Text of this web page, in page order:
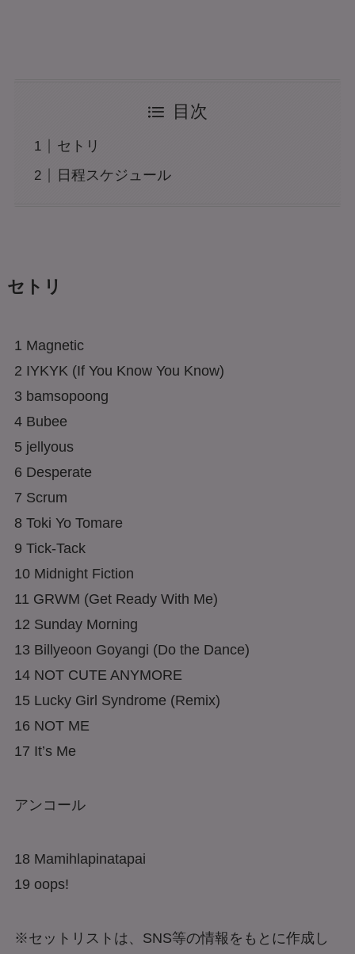
目次
セトリ
日程スケジュール
セトリ
1 Magnetic
2 IYKYK (If You Know You Know)
3 bamsopoong
4 Bubee
5 jellyous
6 Desperate
7 Scrum
8 Toki Yo Tomare
9 Tick‐Tack
10 Midnight Fiction
11 GRWM (Get Ready With Me)
12 Sunday Morning
13 Billyeoon Goyangi (Do the Dance)
14 NOT CUTE ANYMORE
15 Lucky Girl Syndrome (Remix)
16 NOT ME
17 It’s Me
アンコール
18 Mamihlapinatapai
19 oops!
※セットリストは、SNS等の情報をもとに作成し